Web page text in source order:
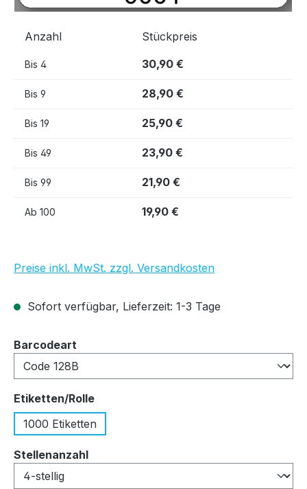
Anzahl Stückpreis
Bis 4 30,90 €
Bis 9 28,90 €
Bis 19 25,90 €
Bis 49 23,90 €
Bis 99 21,90 €
Ab 100 19,90 €
Preise inkl. MwSt. zzgl. Versandkosten
Sofort verfügbar, Lieferzeit: 1-3 Tage
Barcodeart
Etiketten/Rolleauswählen
1000 Etiketten
Stellenanzahlauswählen